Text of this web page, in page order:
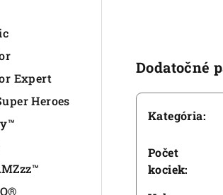
Expert
Heroes
Dodatočné
Kategória:
Počet
kociek: